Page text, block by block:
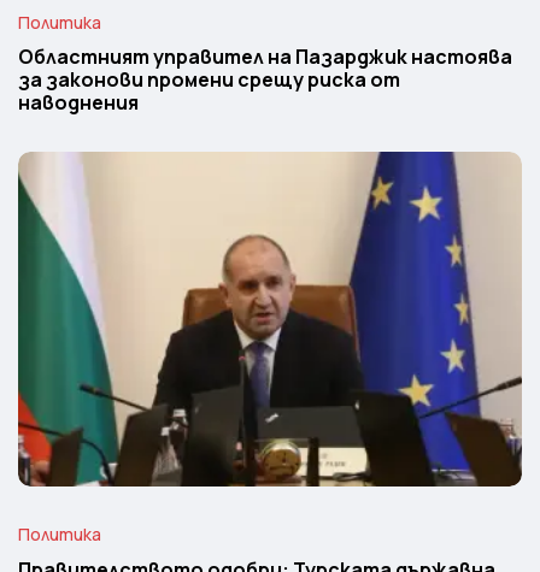
Политика
Областният управител на Пазарджик настоява
за законови промени срещу риска от
наводнения
Политика